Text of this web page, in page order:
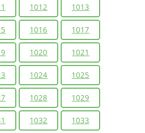
1012 1013
1016 1017
1020 1021
1024 1025
1028 1029
1032 1033